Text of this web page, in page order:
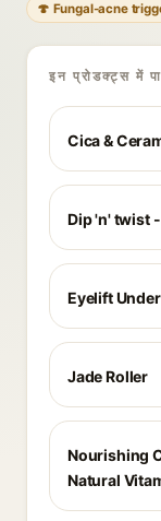
🍄 Fungal-acne
इन प्रोडक्ट्स में
Cica &
Dip 'n' twist
Eyelift
Jade Roller
Nourishing
Natural